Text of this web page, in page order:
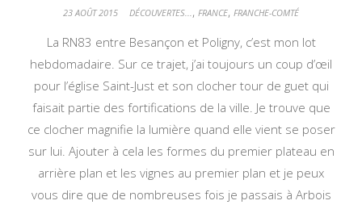
23 AOÛT 2015 DÉCOUVERTES..., FRANCE, FRANCHE-COMTÉ
La RN83 entre Besançon et Poligny, c’est mon lot
hebdomadaire. Sur ce trajet, j’ai toujours un coup d’œil
pour l’église Saint-Just et son clocher tour de guet qui
faisait partie des fortifications de la ville. Je trouve que
ce clocher magnifie la lumière quand elle vient se poser
sur lui. Ajouter à cela les formes du premier plateau en
arrière plan et les vignes au premier plan et je peux
vous dire que de nombreuses fois je passais à Arbois